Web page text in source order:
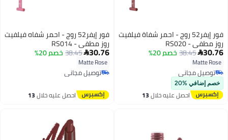
فور إيفر52 روج - احمر شفاة فيلفيت
روز مطفي - RS020
30.76
38.45خصم 20%
Matte Rose
توصيل مجاني
توصيل مجاني
خصم إضافي %20
احصل عليه خلال13
فور إيفر52 روج - احمر شفاه فيلفيت
روز مطفي - RS014
30.76
38.45خصم 20%
Matte Rose
توصيل مجاني
توصيل مجاني
احصل عليه خلال13